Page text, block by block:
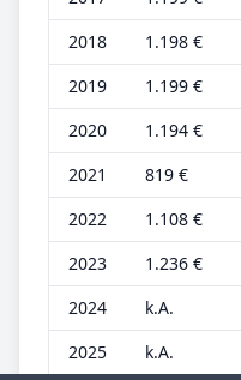
2018
1.198 €
2019
1.199 €
2020
1.194 €
2021
819 €
2022
1.108 €
2023
1.236 €
2024
k.A.
2025
k.A.